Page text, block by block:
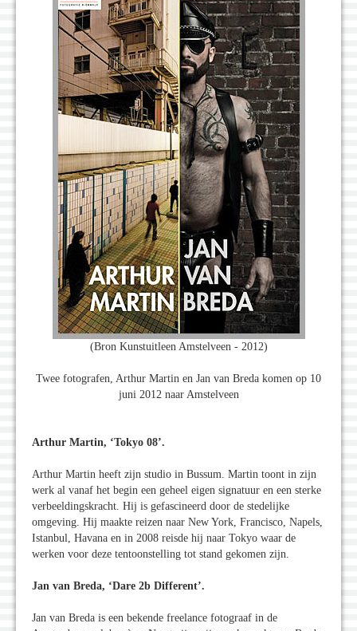
(Bron Kunstuitleen Amstelveen - 2012)
Twee fotografen, Arthur Martin en Jan van Breda komen op 10
juni 2012 naar Amstelveen
Arthur Martin, ‘Tokyo 08’.
Arthur Martin heeft zijn studio in Bussum. Martin toont in zijn
werk al vanaf het begin een geheel eigen signatuur en een sterke
verbeeldingskracht. Hij is gefascineerd door de stedelijke
omgeving. Hij maakte reizen naar New York, Francisco, Napels,
Istanbul, Havana en in 2008 reisde hij naar Tokyo waar de
werken voor deze tentoonstelling tot stand gekomen zijn.
Jan van Breda, ‘Dare 2b Different’.
Jan van Breda is een bekende freelance fotograaf in de